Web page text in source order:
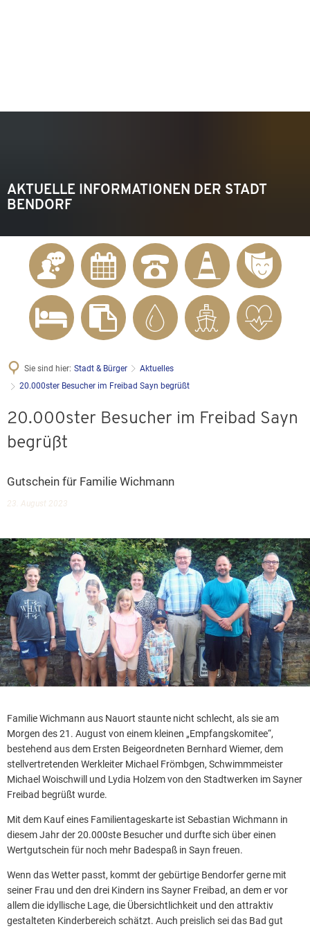
AKTUELLE INFORMATIONEN DER STADT
BENDORF
Sie sind hier: Stadt & Bürger
Aktuelles
20.000ster Besucher im Freibad Sayn begrüßt
20.000ster Besucher im Freibad Sayn
begrüßt
Gutschein für Familie Wichmann
23. August 2023
Familie Wichmann aus Nauort staunte nicht schlecht, als sie am
Morgen des 21. August von einem kleinen „Empfangskomitee“,
bestehend aus dem Ersten Beigeordneten Bernhard Wiemer, dem
stellvertretenden Werkleiter Michael Frömbgen, Schwimmmeister
Michael Woischwill und Lydia Holzem von den Stadtwerken im Sayner
Freibad begrüßt wurde.
Mit dem Kauf eines Familientageskarte ist Sebastian Wichmann in
diesem Jahr der 20.000ste Besucher und durfte sich über einen
Wertgutschein für noch mehr Badespaß in Sayn freuen.
Wenn das Wetter passt, kommt der gebürtige Bendorfer gerne mit
seiner Frau und den drei Kindern ins Sayner Freibad, an dem er vor
allem die idyllische Lage, die Übersichtlichkeit und den attraktiv
gestalteten Kinderbereich schätzt. Auch preislich sei das Bad gut